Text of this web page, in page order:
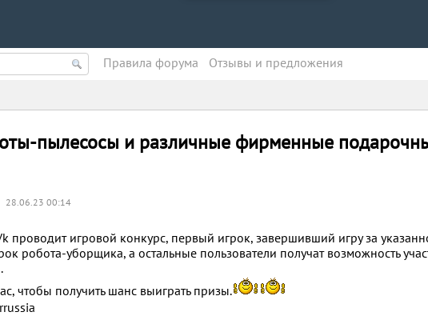
Правила форума Oтзывы и предложения
пылесосы и различные фирменные
28.06.23 00:14
проводит игровой конкурс, первый игрок, завершивший игру за
робота-уборщика, а остальные пользователи получат возможность
чтобы получить шанс выиграть призы.